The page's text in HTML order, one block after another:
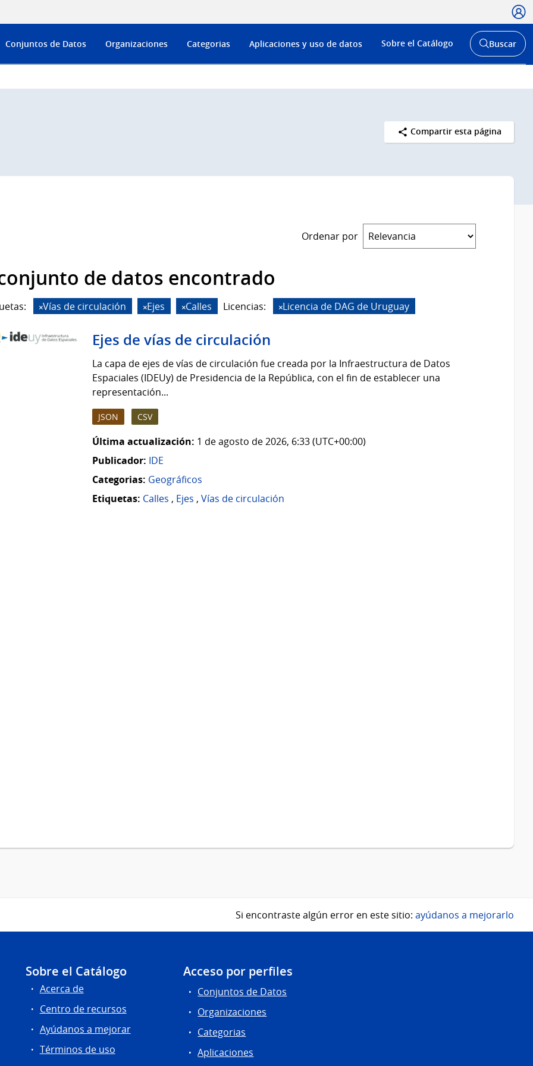
Menú
de
Conjuntos de Datos Organizaciones Categorias Aplicaciones y uso de datos Sobre el Catálogo
Abrir
buscador
Buscar
Compartir esta página
Ordenar por
de datos encontrado
Vías de circulación Ejes Calles Licencias: Licencia de DAG de Uruguay
Ejes de vías de circulación
La capa de ejes de vías de circulación fue creada por la Infraestructura de Datos
Espaciales (IDEUy) de Presidencia de la República, con el fin de establecer una
representación...
JSON CSV
Última actualización: 1 de agosto de 2026, 6:33 (UTC+00:00)
Publicador: IDE
Categorias: Geográficos
Etiquetas: Calles , Ejes , Vías de circulación
Si encontraste algún error en este sitio: ayúdanos a mejorarlo
Sobre el Catálogo
Acerca de
Centro de recursos
Ayúdanos a mejorar
Términos de uso
Acceso por perfiles
Conjuntos de Datos
Organizaciones
Categorias
Aplicaciones